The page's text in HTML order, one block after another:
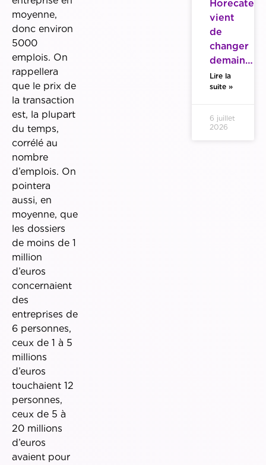
moyenne,
donc environ
5000
emplois. On
rappellera
que le prix de
la transaction
est, la plupart
du temps,
corrélé au
nombre
d’emplois. On
pointera
aussi, en
moyenne, que
les dossiers
de moins de 1
million
d’euros
concernaient
des
entreprises de
6 personnes,
ceux de 1 à 5
millions
d’euros
touchaient 12
personnes,
ceux de 5 à
20 millions
d’euros
avaient pour
Horecatech
vient
de
changer
demain…
Lire la
suite »
6 juillet
2026